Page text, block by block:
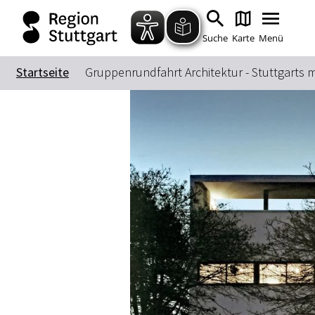
Suche Karte Menü
Startseite Gruppenrundfahrt Architektur - Stuttgarts